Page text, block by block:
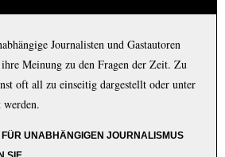
Journalisten und Gastautoren
Meinung zu den Fragen der Zeit. Zu
oft all zu einseitig dargestellt oder unter
werden.
FÜR UNABHÄNGIGEN JOURNALISMUS